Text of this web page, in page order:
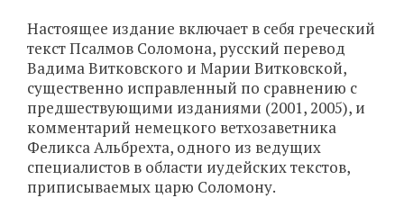
Настоящее издание включает в себя греческий
текст Псалмов Соломона, русский перевод
Вадима Витковского и Марии Витковской,
существенно исправленный по сравнению с
предшествующими изданиями (2001, 2005), и
комментарий немецкого ветхозаветника
Феликса Альбрехта, одного из ведущих
специалистов в области иудейских текстов,
приписываемых царю Соломону.